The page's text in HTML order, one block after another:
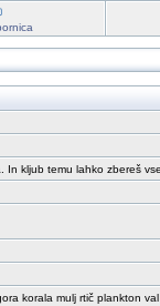
kljub temu lahko zbereš
korala mulj rtič plankton